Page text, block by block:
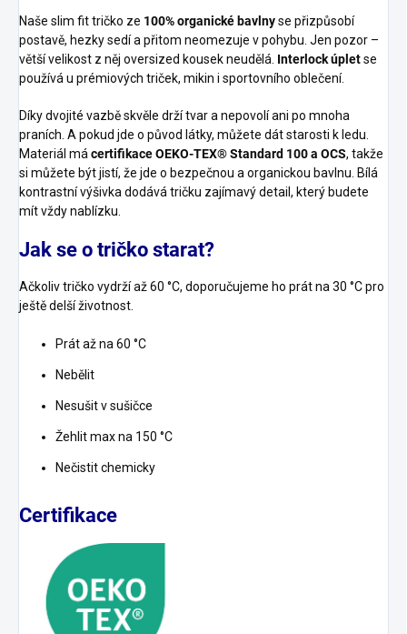
Výšivka
OTUŽKO
Kvalitní
výšivka s
Bezpečný
materiál
S certifikací
OEKO-TEX
ušito v ČR
Naše slim fit tričko ze 100% organické bavlnyse přizpůsobí
postavě, hezky sedí a přitom neomezuje v pohybu. Jen pozor –
větší velikost z něj oversized kousek neudělá. Interlock úpletse
používá u prémiových triček, mikin i sportovního oblečení.
Díky dvojité vazbě skvěle drží tvar a nepovolí ani po mnoha
praních. A pokud jde o původ látky, můžete dát starosti k ledu.
Materiál má certifikace OEKO-TEX® Standard 100 a OCS, takže
si můžete být jistí, že jde o bezpečnou a organickou bavlnu. Bílá
kontrastní výšivka dodává tričku zajímavý detail, který budete
mít vždy nablízku.
Jak se o tričko starat?
Ačkoliv tričko vydrží až 60 °C, doporučujeme ho prát na 30 °C pro
ještě delší životnost.
Prát až na 60 °C
Nebělit
Nesušit v sušičce
Žehlit max na 150 °C
Nečistit chemicky
Certifikace